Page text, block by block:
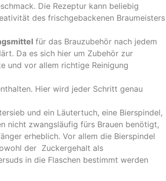
Die Rezeptur kann beliebig
des frischgebackenen Braumeisters
für das Brauzubehör nach jedem
Da es sich hier um Zubehör zur
und vor allem richtige Reinigung
Hier wird jeder Schritt genau
und ein Läutertuch, eine Bierspindel,
nicht zwangsläufig fürs Brauen benötigt,
erheblich. Vor allem die Bierspindel
der Zuckergehalt als
in die Flaschen bestimmt werden